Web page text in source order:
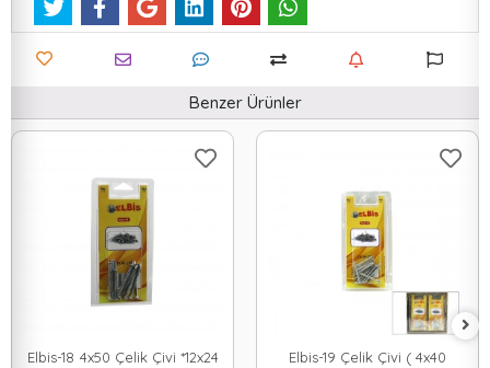
Benzer Ürünler
Elbis-18 4x50 Çelik Çivi *12x24
Elbis-19 Çelik Çivi ( 4x40